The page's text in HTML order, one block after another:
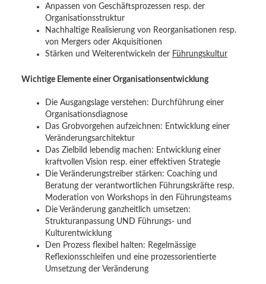
Anpassen von Geschäftsprozessen resp. der
Organisationsstruktur
Nachhaltige Realisierung von Reorganisationen resp.
von Mergers oder Akquisitionen
Stärken und Weiterentwickeln der Führungskultur
Wichtige Elemente einer Organisationsentwicklung
Die Ausgangslage verstehen: Durchführung einer
Organisationsdiagnose
Das Grobvorgehen aufzeichnen: Entwicklung einer
Veränderungsarchitektur
Das Zielbild lebendig machen: Entwicklung einer
kraftvollen Vision resp. einer effektiven Strategie
Die Veränderungstreiber stärken: Coaching und
Beratung der verantwortlichen Führungskräfte resp.
Moderation von Workshops in den Führungsteams
Die Veränderung ganzheitlich umsetzen:
Strukturanpassung UND Führungs- und
Kulturentwicklung
Den Prozess flexibel halten: Regelmässige
Reflexionsschleifen und eine prozessorientierte
Umsetzung der Veränderung